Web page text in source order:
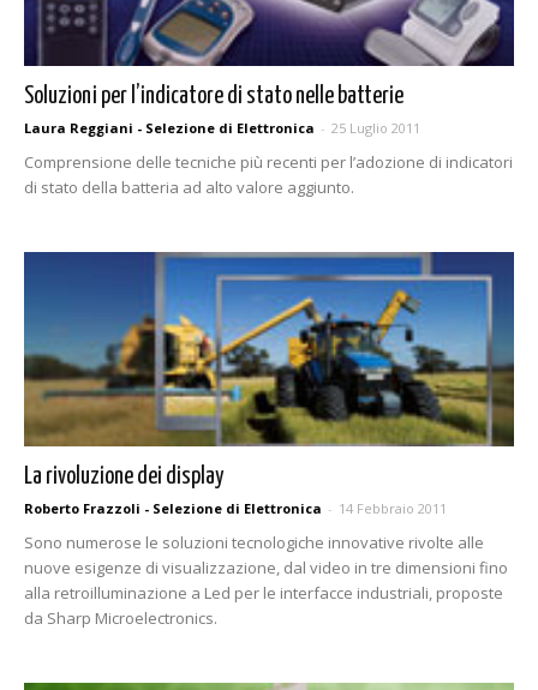
Soluzioni per l’indicatore di stato nelle batterie
Laura Reggiani - Selezione di Elettronica - 25 Luglio 2011
Comprensione delle tecniche più recenti per l’adozione di indicatori
di stato della batteria ad alto valore aggiunto.
La rivoluzione dei display
Roberto Frazzoli - Selezione di Elettronica - 14 Febbraio 2011
Sono numerose le soluzioni tecnologiche innovative rivolte alle
nuove esigenze di visualizzazione, dal video in tre dimensioni fino
alla retroilluminazione a Led per le interfacce industriali, proposte
da Sharp Microelectronics.